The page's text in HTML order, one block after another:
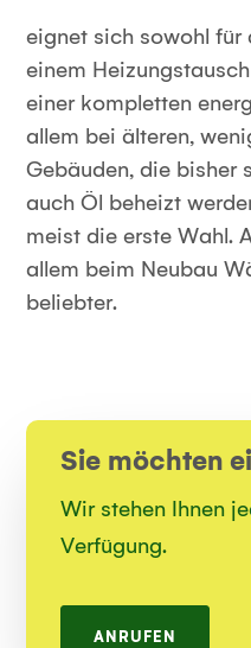
eignet sich sowohl für
einem
einer kompletten
allem bei älteren,
Gebäuden, die bisher
auch Öl beheizt
meist die erste Wahl.
allem beim Neubau
beliebter.
Sie möchten
Wir stehen Ihnen
Verfügung.
ANRUFEN